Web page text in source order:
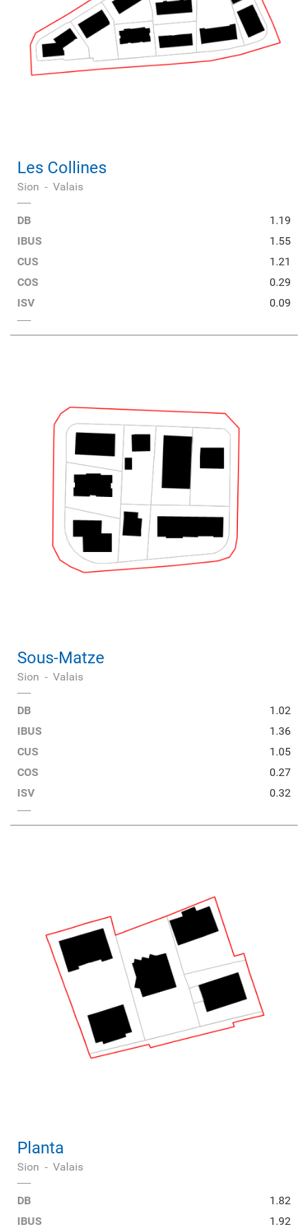
Les Collines
Sion - Valais
DB
1.19
IBUS
1.55
CUS
1.21
COS
0.29
ISV
0.09
Sous-Matze
Sion - Valais
DB
1.02
IBUS
1.36
CUS
1.05
COS
0.27
ISV
0.32
Planta
Sion - Valais
DB
1.82
IBUS
1.92